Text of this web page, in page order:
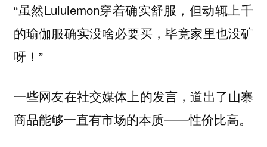
“虽然Lululemon穿着确实舒服，但动辄上千
的瑜伽服确实没啥必要买，毕竟家里也没矿
呀！”
一些网友在社交媒体上的发言，道出了山寨
商品能够一直有市场的本质——性价比高。